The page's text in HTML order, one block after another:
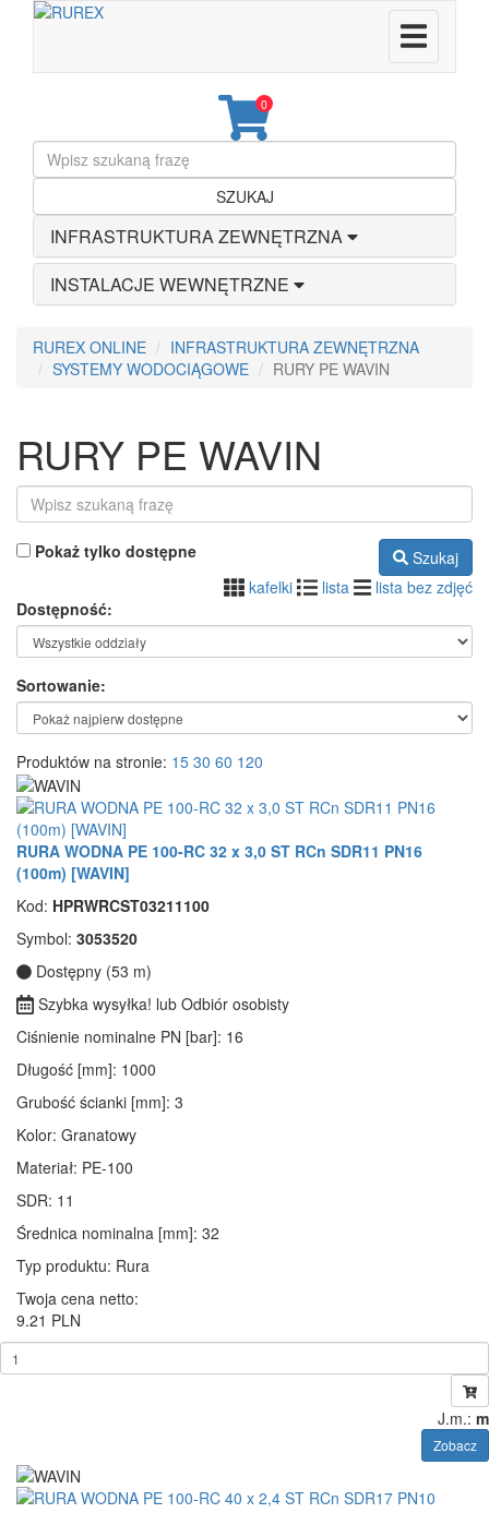
0
SZUKAJ
INFRASTRUKTURA ZEWNĘTRZNA
INSTALACJE WEWNĘTRZNE
RUREX ONLINE
INFRASTRUKTURA ZEWNĘTRZNA
SYSTEMY WODOCIĄGOWE
RURY PE WAVIN
RURY PE WAVIN
Pokaż tylko dostępne
Szukaj
kafelki
lista
lista bez zdjęć
Dostępność:
Sortowanie:
Produktów na stronie: 15 30 60 120
RURA WODNA PE 100-RC 32 x 3,0 ST RCn SDR11 PN16
(100m) [WAVIN]
Kod: HPRWRCST03211100
Symbol: 3053520
Dostępny (53 m)
Szybka wysyłka! lub Odbiór osobisty
Ciśnienie nominalne PN [bar]: 16
Długość [mm]: 1000
Grubość ścianki [mm]: 3
Kolor: Granatowy
Materiał: PE-100
SDR: 11
Średnica nominalna [mm]: 32
Typ produktu: Rura
Twoja cena netto:
9.21 PLN
J.m.: m
Zobacz